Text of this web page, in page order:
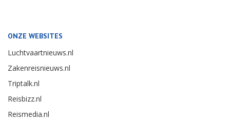
ONZE WEBSITES
Luchtvaartnieuws.nl
Zakenreisnieuws.nl
Triptalk.nl
Reisbizz.nl
Reismedia.nl